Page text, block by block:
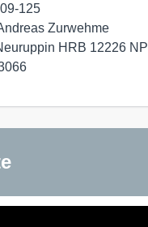
125
Zurwehme
HRB 12226 NP